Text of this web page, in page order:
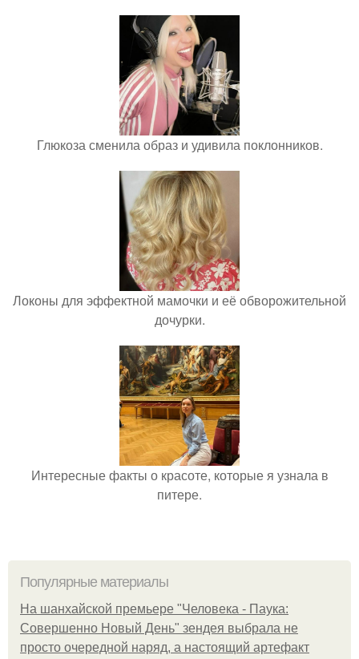
Глюкоза сменила образ и удивила поклонников.
Локоны для эффектной мамочки и её обворожительной
дочурки.
Интересные факты о красоте, которые я узнала в
питере.
Популярные материалы
На шанхайской премьере "Человека - Паука:
Совершенно Новый День" зендея выбрала не
просто очередной наряд, а настоящий артефакт